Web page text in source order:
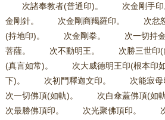
次諸奉教者(普通印)。 次金剛
金剛針。 次金剛商羯羅印。 次忿
(持地印)。 次金剛拳。 次一切持
菩薩。 次不動明王。 次勝三世印(
(真言如常)。 次大威德明王印(根本
下)。 次初門釋迦文印。 次能
次一切佛頂(如軌)。 次白傘蓋佛頂
次最勝佛頂印。 次光聚佛頂印。